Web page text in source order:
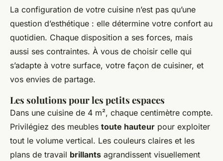
La configuration de votre cuisine n’est pas qu’une
question d’esthétique : elle détermine votre confort au
quotidien. Chaque disposition a ses forces, mais
aussi ses contraintes. À vous de choisir celle qui
s’adapte à votre surface, votre façon de cuisiner, et
vos envies de partage.
Les solutions pour les petits espaces
Dans une cuisine de 4 m², chaque centimètre compte.
Privilégiez des meubles toute hauteur pour exploiter
tout le volume vertical. Les couleurs claires et les
plans de travail brillants agrandissent visuellement